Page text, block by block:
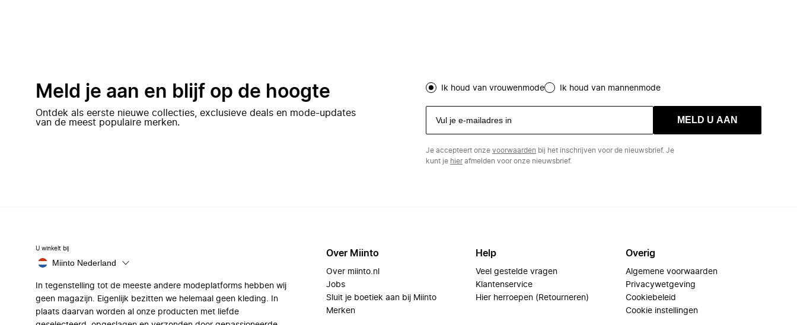
Meld je aan en blijf op de hoogte
Ontdek als eerste nieuwe collecties, exclusieve deals en mode-updates
van de meest populaire merken.
Ik houd van vrouwenmode Ik houd van mannenmode
MELD U AAN
Je accepteert onze voorwaarden bij het inschrijven voor de nieuwsbrief. Je
kunt je hierafmelden voor onze nieuwsbrief.
U winkelt bij
Miinto Nederland
In tegenstelling tot de meeste andere modeplatforms hebben wij
geen magazijn. Eigenlijk bezitten we helemaal geen kleding. In
plaats daarvan worden al onze producten met liefde
Over Miinto
Over miinto.nl
Jobs
Sluit je boetiek aan bij Miinto
Merken
Help
Veel gestelde vragen
Klantenservice
Hier herroepen (Retourneren)
Overig
Algemene voorwaarden
Privacywetgeving
Cookiebeleid
Cookie instellingen